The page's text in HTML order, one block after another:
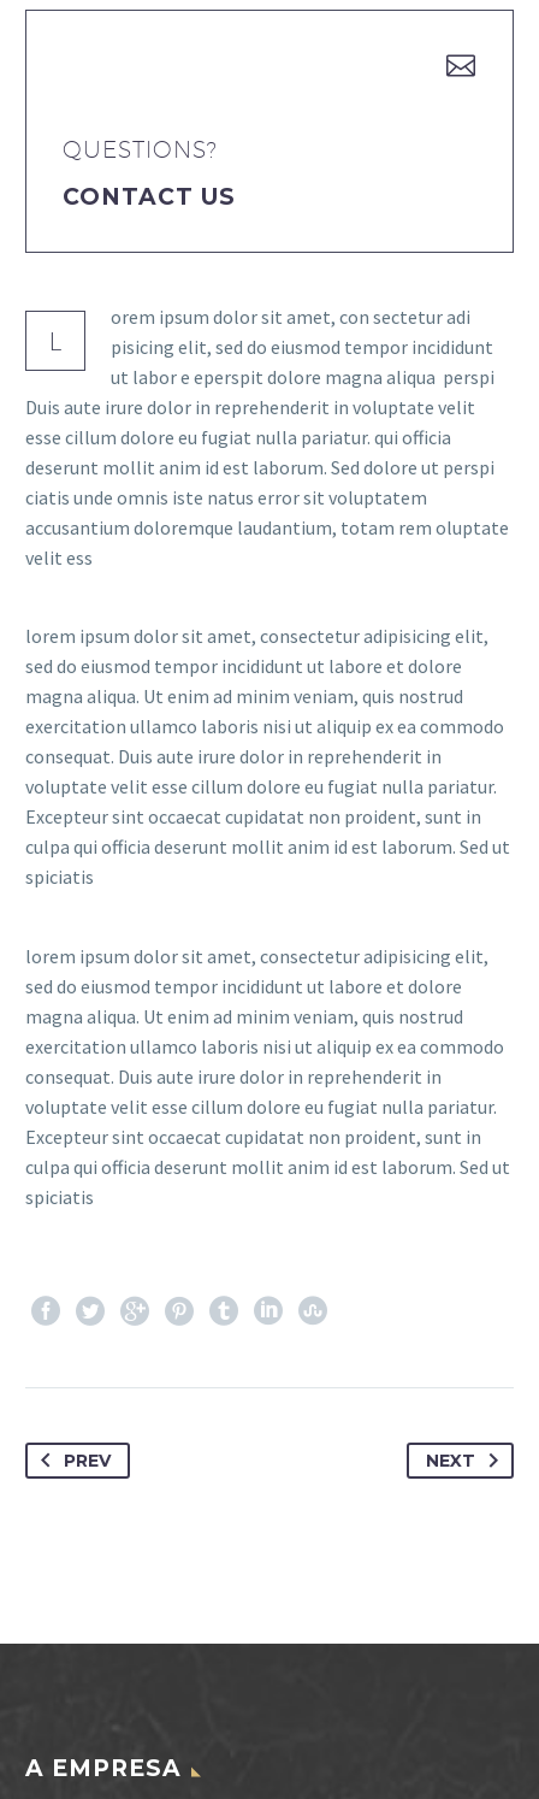


QUESTIONS?
CONTACT US
L
orem ipsum dolor sit amet, con sectetur adi
pisicing elit, sed do eiusmod tempor incididunt
ut labor e eperspit dolore magna aliqua perspi
Duis aute irure dolor in reprehenderit in voluptate velit
esse cillum dolore eu fugiat nulla pariatur. qui officia
deserunt mollit anim id est laborum. Sed dolore ut perspi
ciatis unde omnis iste natus error sit voluptatem
accusantium doloremque laudantium, totam rem oluptate
velit ess
lorem ipsum dolor sit amet, consectetur adipisicing elit,
sed do eiusmod tempor incididunt ut labore et dolore
magna aliqua. Ut enim ad minim veniam, quis nostrud
exercitation ullamco laboris nisi ut aliquip ex ea commodo
consequat. Duis aute irure dolor in reprehenderit in
voluptate velit esse cillum dolore eu fugiat nulla pariatur.
Excepteur sint occaecat cupidatat non proident, sunt in
culpa qui officia deserunt mollit anim id est laborum. Sed ut
spiciatis
lorem ipsum dolor sit amet, consectetur adipisicing elit,
sed do eiusmod tempor incididunt ut labore et dolore
magna aliqua. Ut enim ad minim veniam, quis nostrud
exercitation ullamco laboris nisi ut aliquip ex ea commodo
consequat. Duis aute irure dolor in reprehenderit in
voluptate velit esse cillum dolore eu fugiat nulla pariatur.
Excepteur sint occaecat cupidatat non proident, sunt in
culpa qui officia deserunt mollit anim id est laborum. Sed ut
spiciatis
PREV NEXT
A EMPRESA